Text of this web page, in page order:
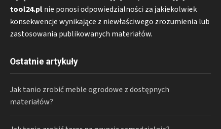
tool24.plnie ponosi odpowiedzialności za jakiekolwiek
konsekwencje wynikające z niewłaściwego zrozumienia lub
zastosowania publikowanych materiałów.
Ostatnie artykuły
Jak tanio zrobić meble ogrodowe z dostępnych
materiałów?